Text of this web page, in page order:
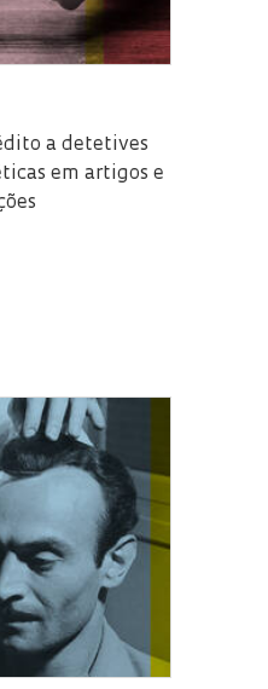
a detetives
em artigos e